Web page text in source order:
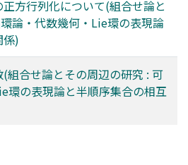
方行列化について(組合せ論と
論・代数幾何・Lie環の表現論
係)
組合せ論とその周辺の研究 : 可
環の表現論と半順序集合の相互